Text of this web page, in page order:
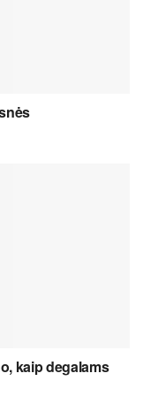
kaip degalams